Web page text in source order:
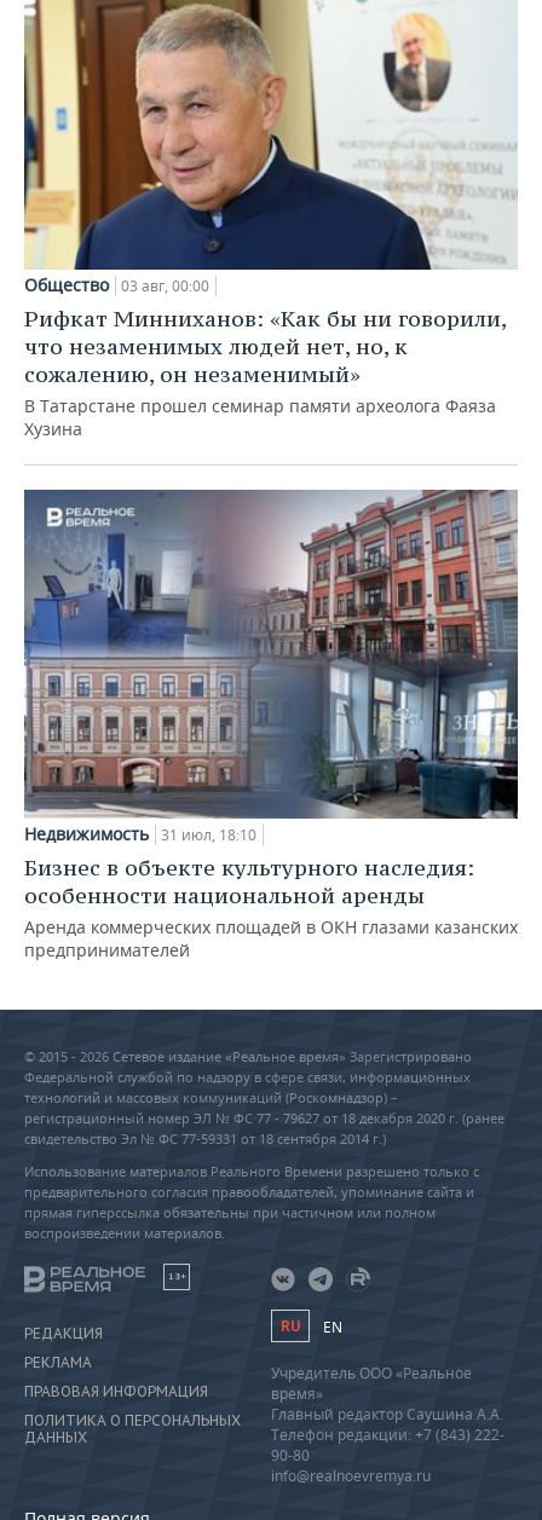
Общество 03 авг, 00:00
Рифкат Минниханов: «Как бы ни говорили,
что незаменимых людей нет, но, к
сожалению, он незаменимый»
В Татарстане прошел семинар памяти археолога Фаяза
Хузина
Недвижимость 31 июл, 18:10
Бизнес в объекте культурного наследия:
особенности национальной аренды
Аренда коммерческих площадей в ОКН глазами казанских
предпринимателей
© 2015 - 2026 Сетевое издание «Реальное время» Зарегистрировано
Федеральной службой по надзору в сфере связи, информационных
технологий и массовых коммуникаций (Роскомнадзор) –
регистрационный номер ЭЛ № ФС 77 - 79627 от 18 декабря 2020 г. (ранее
свидетельство Эл № ФС 77-59331 от 18 сентября 2014 г.)
Использование материалов Реального Времени разрешено только с
предварительного согласия правообладателей, упоминание сайта и
прямая гиперссылка обязательны при частичном или полном
воспроизведении материалов.
18+
РЕДАКЦИЯ
РЕКЛАМА
ПРАВОВАЯ ИНФОРМАЦИЯ
ПОЛИТИКА О ПЕРСОНАЛЬНЫХ
ДАННЫХ
RU EN
Учредитель ООО «Реальное
время»
Главный редактор Саушина А.А.
Телефон редакции: +7 (843) 222-
90-80
info@realnoevremya.ru